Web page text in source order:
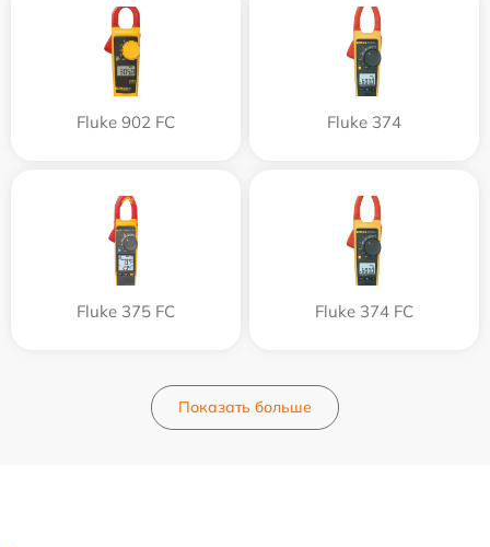
Fluke 902 FC Fluke 374
Fluke 375 FC Fluke 374 FC
Показать больше